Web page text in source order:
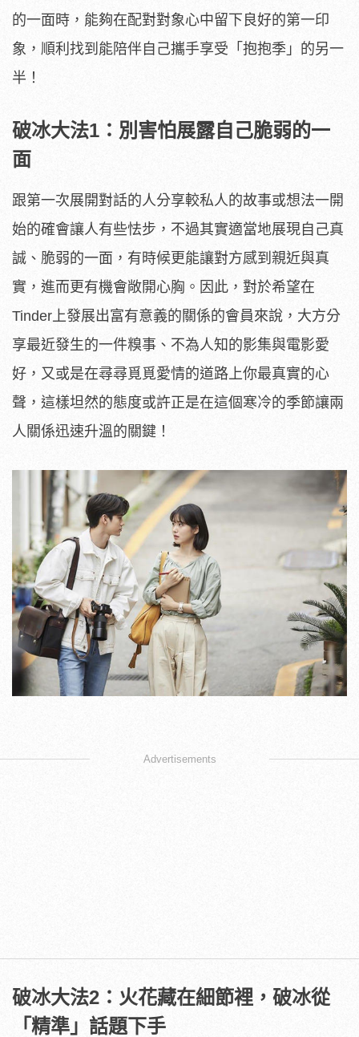
的一面時，能夠在配對對象心中留下良好的第一印
象，順利找到能陪伴自己攜手享受「抱抱季」的另一
半！
破冰大法1 ：別害怕展露自己脆弱的一
面
跟第一次展開對話的人分享較私人的故事或想法一開
始的確會讓人有些怯步，不過其實適當地展現自己真
誠、脆弱的一面，有時候更能讓對方感到親近與真
實，進而更有機會敞開心胸。因此，對於希望在
Tinder上發展出富有意義的關係的會員來說，大方分
享最近發生的一件糗事、不為人知的影集與電影愛
好，又或是在尋尋覓覓愛情的道路上你最真實的心
聲，這樣坦然的態度或許正是在這個寒冷的季節讓兩
人關係迅速升溫的關鍵！
Advertisements
破冰大法2 ：火花藏在細節裡，破冰從
「精準」話題下手